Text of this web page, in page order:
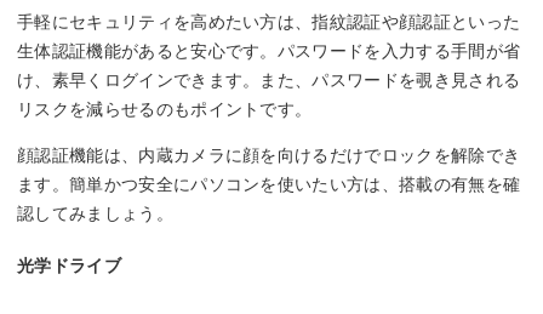
手軽にセキュリティを高めたい方は、指紋認証や顔認証といった
生体認証機能があると安心です。パスワードを入力する手間が省
け、素早くログインできます。また、パスワードを覗き見される
リスクを減らせるのもポイントです。
顔認証機能は、内蔵カメラに顔を向けるだけでロックを解除でき
ます。簡単かつ安全にパソコンを使いたい方は、搭載の有無を確
認してみましょう。
光学ドライブ